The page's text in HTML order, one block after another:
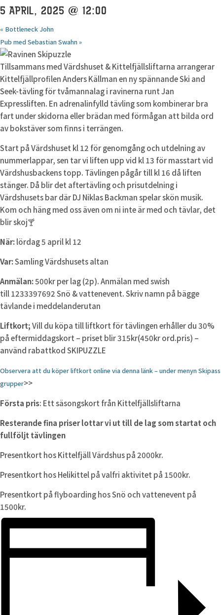
5 APRIL, 2025 @ 12:00
« Bottleneck John
Pub med Sebastian Swahn»
Tillsammans med Värdshuset & Kittelfjällsliftarna arrangerar
Kittelfjällprofilen Anders Källman en ny spännande Ski and
Seek-tävling för tvåmannalag i ravinerna runt Jan
Expressliften. En adrenalinfylld tävling som kombinerar bra
fart under skidorna eller brädan med förmågan att bilda ord
av bokstäver som finns i terrängen.
Start på Värdshuset kl 12 för genomgång och utdelning av
nummerlappar, sen tar vi liften upp vid kl 13 för masstart vid
Värdshusbackens topp. Tävlingen pågår till kl 16 då liften
stänger. Då blir det aftertävling och prisutdelning i
Värdshusets bar där DJ Niklas Backman spelar skön musik.
Kom och häng med oss även om ni inte är med och tävlar, det
blir skoj🍸
När:lördag 5 april kl 12
Var:Samling Värdshusets altan
Anmälan:500kr per lag (2p). Anmälan med swish
till 1233397692 Snö & vattenevent. Skriv namn på bägge
tävlande i meddelanderutan
Liftkort;Vill du köpa till liftkort för tävlingen erhåller du 30%
på eftermiddagskort – priset blir 315kr(450kr ord.pris) –
använd rabattkod SKIPUZZLE
Observera att du köper liftkort online via denna länk – under menyn Skipass
grupper>>
Första pris: Ett säsongskort från Kittelfjällsliftarna
Resterande fina priser lottar vi ut till de lag som startat och
fullföljt tävlingen
Presentkort hos Kittelfjäll Värdshus på 2000kr.
Presentkort hos Helikittel på valfri aktivitet på 1500kr.
Presentkort på flyboarding hos Snö och vattenevent på
1500kr.